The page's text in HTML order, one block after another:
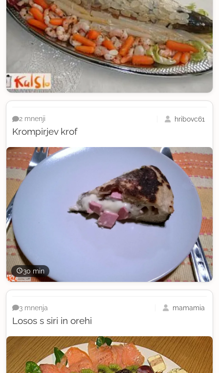
30 min
Krompirjev krof
2 mnenji hribovc61
Losos s siri in orehi
3 mnenja mamamia